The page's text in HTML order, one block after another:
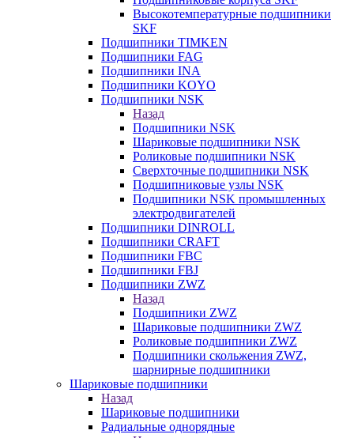
Высокотемпературные подшипники
SKF
Подшипники TIMKEN
Подшипники FAG
Подшипники INA
Подшипники KOYO
Подшипники NSK
Назад
Подшипники NSK
Шариковые подшипники NSK
Роликовые подшипники NSK
Сверхточные подшипники NSK
Подшипниковые узлы NSK
Подшипники NSK промышленных
электродвигателей
Подшипники DINROLL
Подшипники CRAFT
Подшипники FBC
Подшипники FBJ
Подшипники ZWZ
Назад
Подшипники ZWZ
Шариковые подшипники ZWZ
Роликовые подшипники ZWZ
Подшипники скольжения ZWZ,
шарнирные подшипники
Шариковые подшипники
Назад
Шариковые подшипники
Радиальные однорядные